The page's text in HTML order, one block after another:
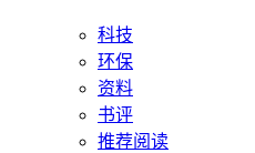
科技
环保
资料
书评
推荐阅读